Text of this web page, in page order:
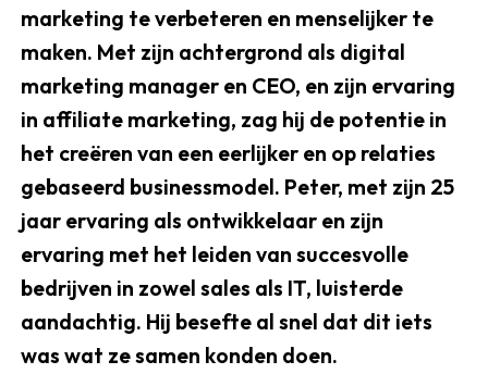
marketing te verbeteren en menselijker te
maken. Met zijn achtergrond als digital
marketing manager en CEO, en zijn ervaring
in affiliate marketing, zag hij de potentie in
het creëren van een eerlijker en op relaties
gebaseerd businessmodel. Peter, met zijn 25
jaar ervaring als ontwikkelaar en zijn
ervaring met het leiden van succesvolle
bedrijven in zowel sales als IT, luisterde
aandachtig. Hij besefte al snel dat dit iets
was wat ze samen konden doen.